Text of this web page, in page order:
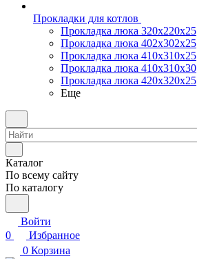
Прокладки для котлов
Прокладка люка 320x220x25
Прокладка люка 402x302x25
Прокладка люка 410x310x25
Прокладка люка 410х310х30
Прокладка люка 420x320x25
Еще
Каталог
По всему сайту
По каталогу
Войти
0
Избранное
0 Корзина